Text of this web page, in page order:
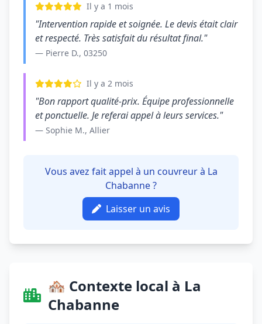
Il y a 1 mois
"Intervention rapide et soignée. Le devis était clair
et respecté. Très satisfait du résultat final."
— Pierre D., 03250
Il y a 2 mois
"Bon rapport qualité-prix. Équipe professionnelle
et ponctuelle. Je referai appel à leurs services."
— Sophie M., Allier
Vous avez fait appel à un couvreur à La
Chabanne ?
Laisser un avis
🏘️ Contexte local à La
Chabanne